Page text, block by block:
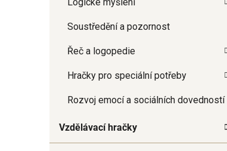
Soustředění a pozornost
Řeč a logopedie
Hračky pro speciální potřeby
Rozvoj emocí a sociálních dovedností
Vzdělávací hračky